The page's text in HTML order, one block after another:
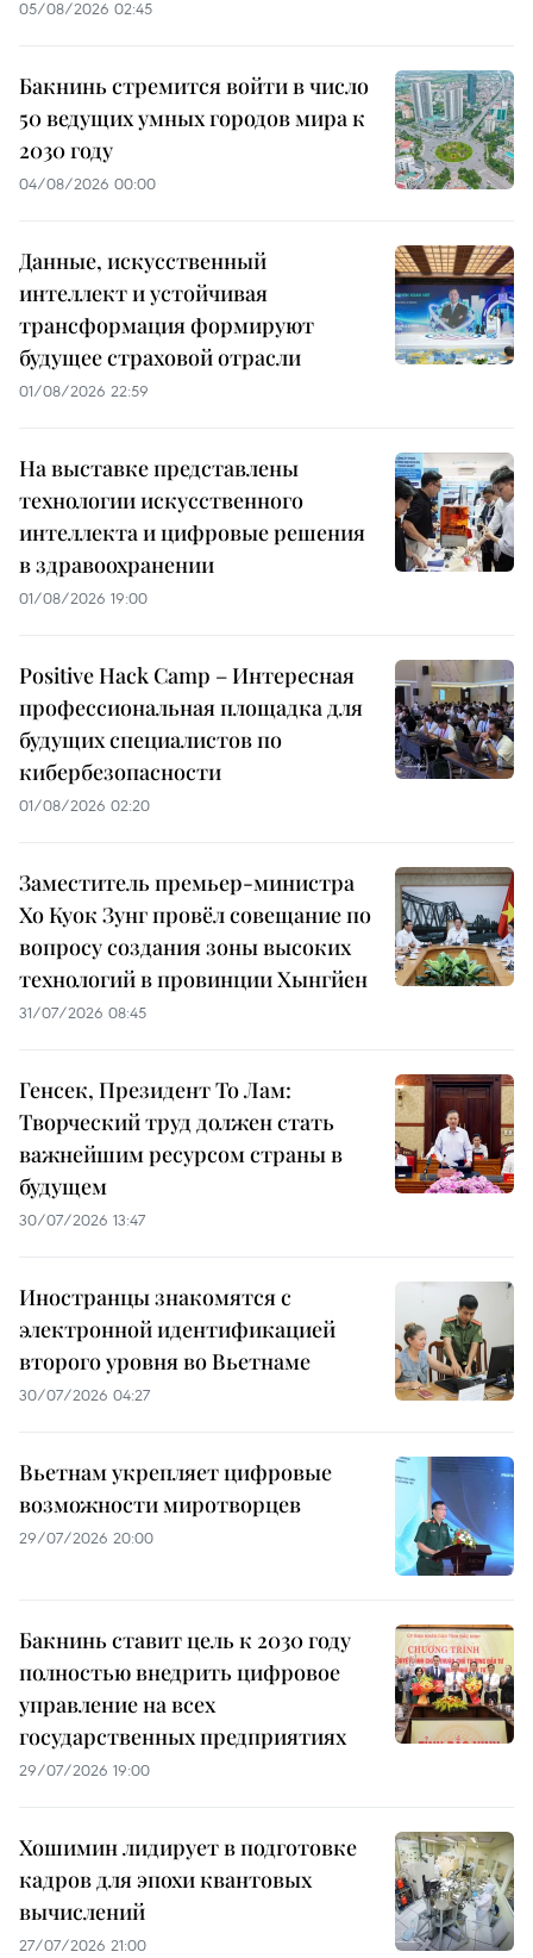
05/08/2026 02:45
Бакнинь стремится войти в число
50 ведущих умных городов мира к
2030 году
04/08/2026 00:00
Данные, искусственный
интеллект и устойчивая
трансформация формируют
будущее страховой отрасли
01/08/2026 22:59
На выставке представлены
технологии искусственного
интеллекта и цифровые решения
в здравоохранении
01/08/2026 19:00
Positive Hack Camp – Интересная
профессиональная площадка для
будущих специалистов по
кибербезопасности
01/08/2026 02:20
Заместитель премьер-министра
Хо Куок Зунг провёл совещание по
вопросу создания зоны высоких
технологий в провинции Хынгйен
31/07/2026 08:45
Генсек, Президент То Лам:
Творческий труд должен стать
важнейшим ресурсом страны в
будущем
30/07/2026 13:47
Иностранцы знакомятся с
электронной идентификацией
второго уровня во Вьетнаме
30/07/2026 04:27
Вьетнам укрепляет цифровые
возможности миротворцев
29/07/2026 20:00
Бакнинь ставит цель к 2030 году
полностью внедрить цифровое
управление на всех
государственных предприятиях
29/07/2026 19:00
Хошимин лидирует в подготовке
кадров для эпохи квантовых
вычислений
27/07/2026 21:00